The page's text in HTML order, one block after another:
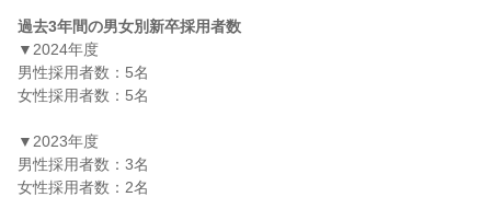
過去3年間の男女別新卒採用者数
▼2024年度
男性採用者数：5名
女性採用者数：5名
▼2023年度
男性採用者数：3名
女性採用者数：2名